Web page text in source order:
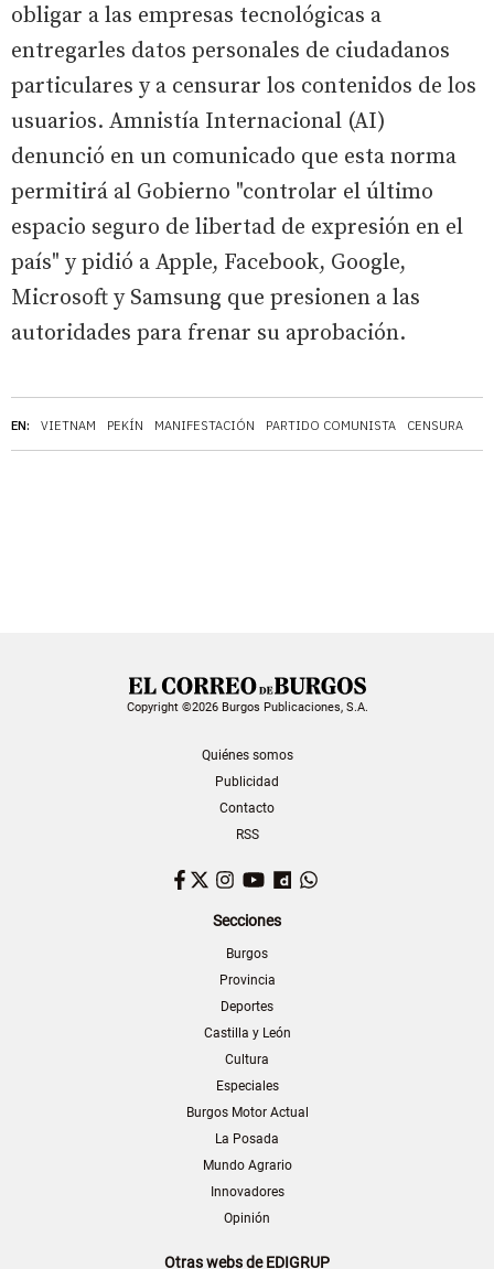
EN: VIETNAM PEKÍN MANIFESTACIÓN PARTIDO COMUNISTA CENSURA
obligar a las empresas tecnológicas a
entregarles datos personales de ciudadanos
particulares y a censurar los contenidos de los
usuarios. Amnistía Internacional (AI)
denunció en un comunicado que esta norma
permitirá al Gobierno "controlar el último
espacio seguro de libertad de expresión en el
país" y pidió a Apple, Facebook, Google,
Microsoft y Samsung que presionen a las
autoridades para frenar su aprobación.
Copyright ©2026 Burgos Publicaciones, S.A.
Quiénes somos
Publicidad
Contacto
RSS
Facebook
TwitterInstagram
YouTubeDailymotion
Secciones
Burgos
Provincia
Deportes
Castilla y León
Cultura
Especiales
Burgos Motor Actual
La Posada
Mundo Agrario
Innovadores
Opinión
Otras webs de EDIGRUP